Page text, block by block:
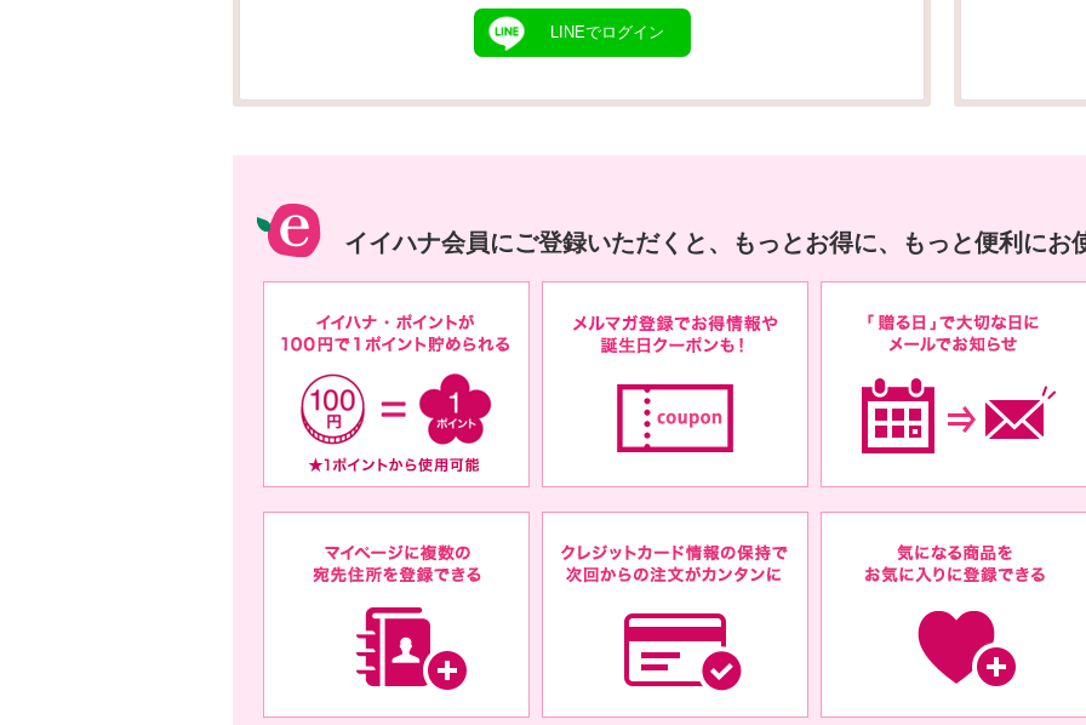
LINEでログイン
イイハナ会員にご登録いただくと、もっとお得に、もっと便利にお